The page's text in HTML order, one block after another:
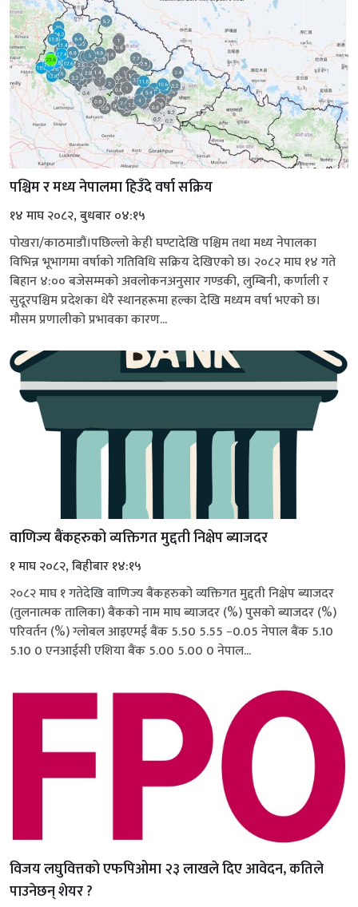
पश्चिम र मध्य नेपालमा हिउँदे वर्षा सक्रिय
१४ माघ २०८२, बुधबार ०४:१५
पोखरा/काठमाडौं।पछिल्लो केही घण्टादेखि पश्चिम तथा मध्य नेपालका
विभिन्न भूभागमा वर्षाको गतिविधि सक्रिय देखिएको छ। २०८२ माघ १४ गते
बिहान ४:०० बजेसम्मको अवलोकनअनुसार गण्डकी, लुम्बिनी, कर्णाली र
सुदूरपश्चिम प्रदेशका धेरै स्थानहरूमा हल्का देखि मध्यम वर्षा भएको छ।
मौसम प्रणालीको प्रभावका कारण...
वाणिज्य बैंकहरुको व्यक्तिगत मुद्दती निक्षेप ब्याजदर
१ माघ २०८२, बिहीबार १४:१५
२०८२ माघ १ गतेदेखि वाणिज्य बैंकहरुको व्यक्तिगत मुद्दती निक्षेप ब्याजदर
(तुलनात्मक तालिका) बैंकको नाम माघ ब्याजदर (%) पुसको ब्याजदर (%)
परिवर्तन (%) ग्लोबल आइएमई बैंक 5.50 5.55 −0.05 नेपाल बैंक 5.10
5.10 0 एनआईसी एशिया बैंक 5.00 5.00 0 नेपाल...
विजय लघुवित्तको एफपिओमा २३ लाखले दिए आवेदन, कतिले
पाउनेछन् शेयर ?